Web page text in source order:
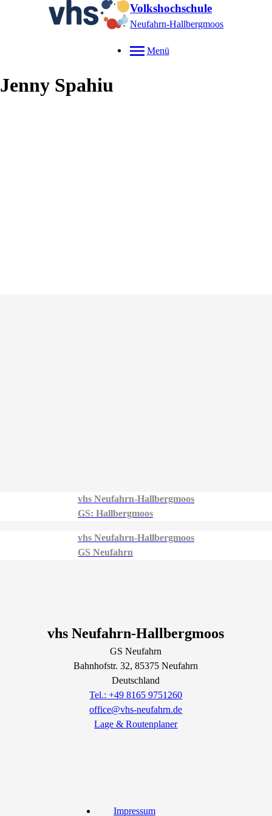
Volkshochschule
Neufahrn-Hallbergmoos
Menü
Jenny Spahiu
vhs Neufahrn-Hallbergmoos
GS: Hallbergmoos
vhs Neufahrn-Hallbergmoos
GS Neufahrn
vhs Neufahrn-Hallbergmoos
GS Neufahrn
Bahnhofstr.32, 85375Neufahrn
Deutschland
Tel.: +49 8165 9751260
office@vhs-neufahrn.de
Lage & Routenplaner
Impressum